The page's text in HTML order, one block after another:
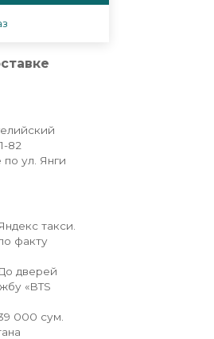
82
ул. Янги
такси.
факту
дверей
«BTS
000 сум.